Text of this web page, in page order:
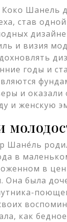
Шанель
став
и визия
годы и
и оказали
и женскую
Шане́ль
в
в
Она была
как